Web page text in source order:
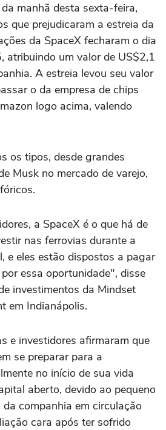
manhã desta sexta-feira,
que prejudicaram a estreia da
da ‌SpaceX fecharam o dia
atribuindo um valor de US$2,1
A estreia levou seu valor
o da empresa de chips
logo acima, valendo
os tipos, desde grandes
Musk no mercado de ‌varejo,
a SpaceX é o que há de
nas ferrovias durante a
e eles estão dispostos a pagar
essa oportunidade", disse
investimentos da Mindset
em Indianápolis.
e investidores afirmaram que
se preparar para a
no início de sua vida
aberto, devido ao pequeno
companhia em circulação
cara após ter sofrido